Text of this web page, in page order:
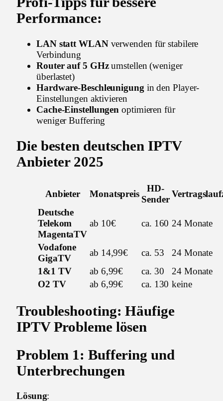
Performance:
LAN statt WLANverwenden für stabilere
Verbindung
Router auf 5 GHzumstellen (weniger
überlastet)
Hardware-Beschleunigung in den Player-
Einstellungen aktivieren
Cache-Einstellungen optimieren für
weniger Buffering
Die besten deutschen IPTV
Anbieter 2025
Anbieter Monatspreis
HD-
Sender
Deutsche
Telekom
MagentaTV
ab 10€ ca. 160 24 Monate
Vodafone
GigaTV
ab 14,99€ ca. 53
24 Monate
1&1 TV
ab 6,99€ ca. 30
24 Monate
O2 TV
ab 6,99€ ca. 130 keine
Troubleshooting: Häufige
IPTV Probleme lösen
Problem 1: Buffering und
Unterbrechungen
Lösung: